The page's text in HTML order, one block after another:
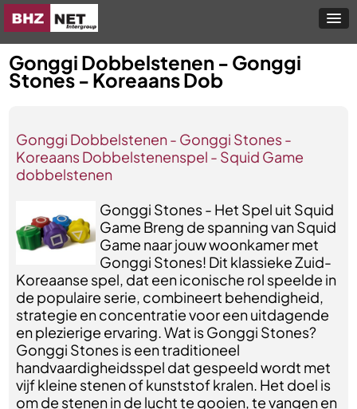
Gonggi Dobbelstenen - Gonggi
Stones - Koreaans Dob
Gonggi Dobbelstenen - Gonggi Stones -
Koreaans Dobbelstenenspel - Squid Game
dobbelstenen
Gonggi Stones - Het Spel uit Squid
Game Breng de spanning van Squid
Game naar jouw woonkamer met
Gonggi Stones! Dit klassieke Zuid-
Koreaanse spel, dat een iconische rol speelde in
de populaire serie, combineert behendigheid,
strategie en concentratie voor een uitdagende
en plezierige ervaring. Wat is Gonggi Stones?
Gonggi Stones is een traditioneel
handvaardigheidsspel dat gespeeld wordt met
vijf kleine stenen of kunststof kralen. Het doel is
om de stenen in de lucht te gooien, te vangen en